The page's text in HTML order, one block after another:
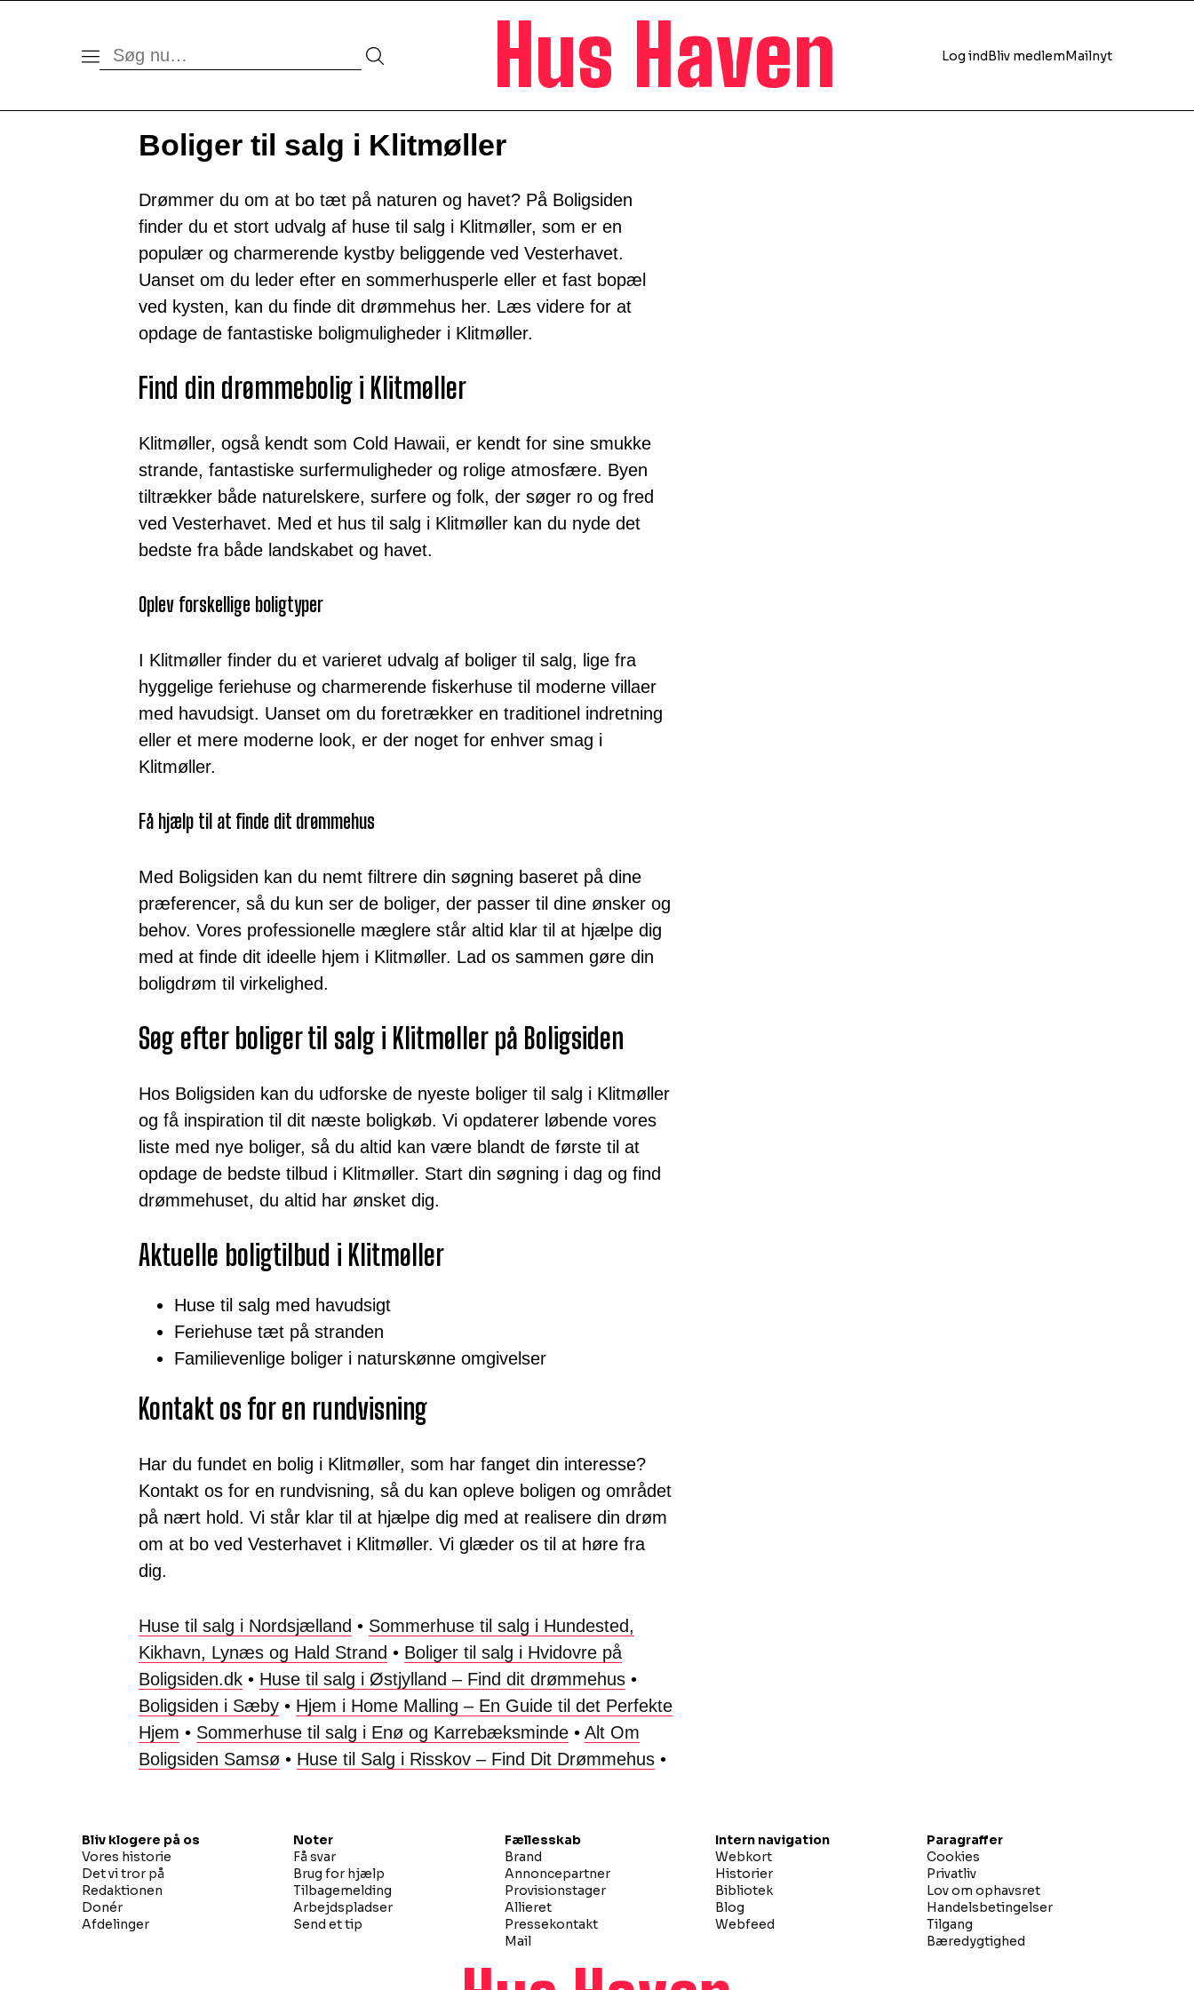
Hus Haven Log indBliv medlemMailnyt
Boliger til salg i Klitmøller
Drømmer du om at bo tæt på naturen og havet? På Boligsiden
finder du et stort udvalg af huse til salg i Klitmøller, som er en
populær og charmerende kystby beliggende ved Vesterhavet.
Uanset om du leder efter en sommerhusperle eller et fast bopæl
ved kysten, kan du finde dit drømmehus her. Læs videre for at
opdage de fantastiske boligmuligheder i Klitmøller.
Find din drømmebolig i Klitmøller
Klitmøller, også kendt som Cold Hawaii, er kendt for sine smukke
strande, fantastiske surfermuligheder og rolige atmosfære. Byen
tiltrækker både naturelskere, surfere og folk, der søger ro og fred
ved Vesterhavet. Med et hus til salg i Klitmøller kan du nyde det
bedste fra både landskabet og havet.
Oplev forskellige boligtyper
I Klitmøller finder du et varieret udvalg af boliger til salg, lige fra
hyggelige feriehuse og charmerende fiskerhuse til moderne villaer
med havudsigt. Uanset om du foretrækker en traditionel indretning
eller et mere moderne look, er der noget for enhver smag i
Klitmøller.
Få hjælp til at finde dit drømmehus
Med Boligsiden kan du nemt filtrere din søgning baseret på dine
præferencer, så du kun ser de boliger, der passer til dine ønsker og
behov. Vores professionelle mæglere står altid klar til at hjælpe dig
med at finde dit ideelle hjem i Klitmøller. Lad os sammen gøre din
boligdrøm til virkelighed.
Søg efter boliger til salg i Klitmøller på Boligsiden
Hos Boligsiden kan du udforske de nyeste boliger til salg i Klitmøller
og få inspiration til dit næste boligkøb. Vi opdaterer løbende vores
liste med nye boliger, så du altid kan være blandt de første til at
opdage de bedste tilbud i Klitmøller. Start din søgning i dag og find
drømmehuset, du altid har ønsket dig.
Aktuelle boligtilbud i Klitmøller
Huse til salg med havudsigt
Feriehuse tæt på stranden
Familievenlige boliger i naturskønne omgivelser
Kontakt os for en rundvisning
Har du fundet en bolig i Klitmøller, som har fanget din interesse?
Kontakt os for en rundvisning, så du kan opleve boligen og området
på nært hold. Vi står klar til at hjælpe dig med at realisere din drøm
om at bo ved Vesterhavet i Klitmøller. Vi glæder os til at høre fra
dig.
Huse til salg i Nordsjælland • Sommerhuse til salg i Hundested,
Kikhavn, Lynæs og Hald Strand • Boliger til salg i Hvidovre på
Boligsiden.dk • Huse til salg i Østjylland – Find dit drømmehus •
Boligsiden i Sæby • Hjem i Home Malling – En Guide til det Perfekte
Hjem • Sommerhuse til salg i Enø og Karrebæksminde • Alt Om
Boligsiden Samsø • Huse til Salg i Risskov – Find Dit Drømmehus •
Bliv klogere på os
Vores historie
Det vi tror på
Redaktionen
Donér
Afdelinger
Noter
Få svar
Brug for hjælp
Tilbagemelding
Arbejdspladser
Send et tip
Fællesskab
Brand
Annoncepartner
Provisionstager
Allieret
Pressekontakt
Mail
Intern navigation
Webkort
Historier
Bibliotek
Blog
Webfeed
Paragraffer
Cookies
Privatliv
Lov om ophavsret
Handelsbetingelser
Tilgang
Bæredygtighed